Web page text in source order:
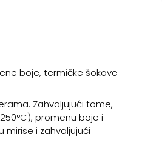
boje, termičke šokove
Zahvaljujući tome,
promenu boje i
mirise i zahvaljujući